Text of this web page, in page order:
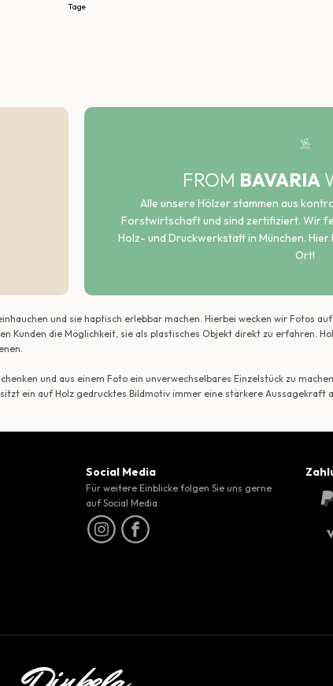
Tage
FROM BAVARIA
Alle unsere Hölzer stammen aus
Forstwirtschaft und sind zertifiziert. Wir
Holz- und Druckwerkstatt in München.
Ort!
und sie haptisch erlebbar machen. Hierbei wecken wir Fotos
Kunden die Möglichkeit, sie als plastisches Objekt direkt zu erfahren.
und aus einem Foto ein unverwechselbares Einzelstück zu
ein auf Holz gedrucktes Bildmotiv immer eine stärkere Aussagekraft
Social Media
Für weitere Einblicke folgen Sie uns gerne
auf Social Media